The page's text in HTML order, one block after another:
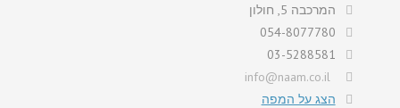
המרכבה 5, חולון
054-8077780
03-5288581
info@naam.co.il
הצג על המפה